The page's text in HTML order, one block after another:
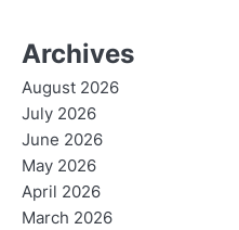
Archives
August 2026
July 2026
June 2026
May 2026
April 2026
March 2026